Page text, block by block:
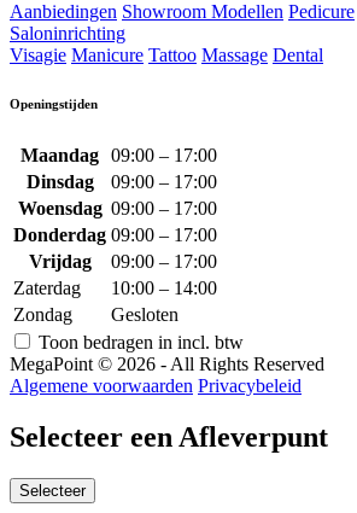
Aanbiedingen Showroom Modellen Pedicure
Saloninrichting
Visagie Manicure Tattoo Massage Dental
Openingstijden
Maandag 09:00 – 17:00
Dinsdag
09:00 – 17:00
Woensdag 09:00 – 17:00
Donderdag 09:00 – 17:00
Vrijdag
09:00 – 17:00
Zaterdag
10:00 – 14:00
Zondag
Gesloten
Toon bedragen in incl. btw
MegaPoint © 2026 - All Rights Reserved
Algemene voorwaarden Privacybeleid
Selecteer een Afleverpunt
Selecteer